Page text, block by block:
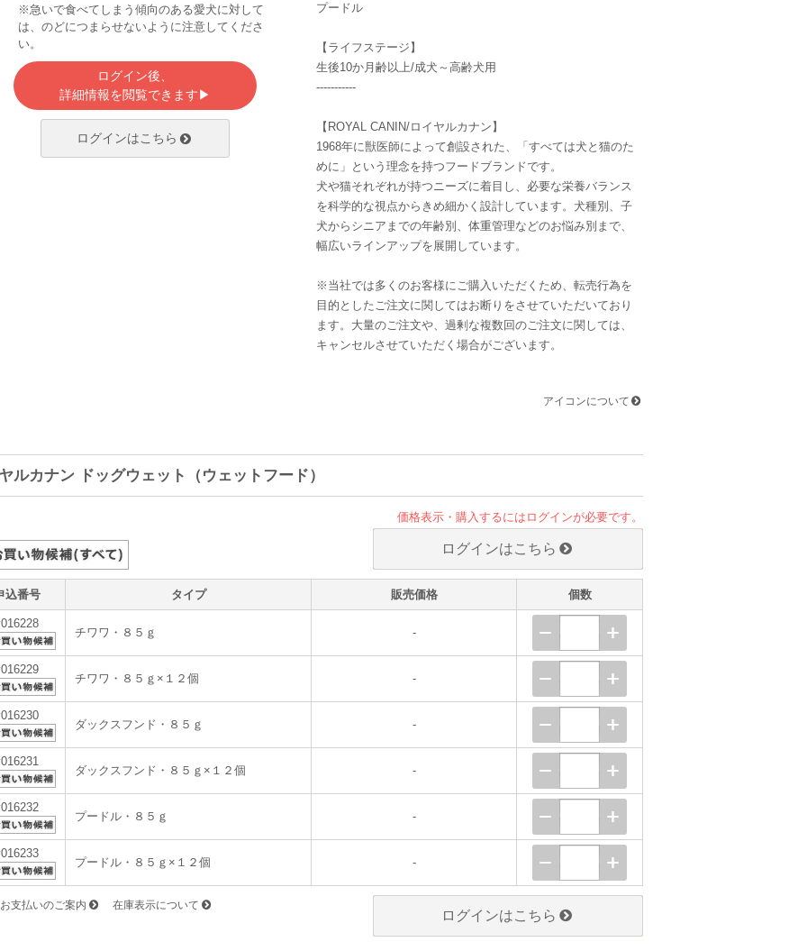
水分
81.5%以
カルシウ
0.29%
リン 0.24%
マグネシ
ウム
0.02%
カロリー95kcal/100ｇ
※急いで食べてしまう傾向のある愛犬に対して
は、のどにつまらせないように注意してくださ
い。
ログイン後、
詳細情報を閲覧できます▶
ログインはこちら
プードル
【ライフステージ】
生後10か月齢以上/成犬～高齢犬用
-----------
【ROYAL CANIN/ロイヤルカナン】
1968年に獣医師によって創設された、「すべては犬と猫のた
めに」という理念を持つフードブランドです。
犬や猫それぞれが持つニーズに着目し、必要な栄養バランス
を科学的な視点からきめ細かく設計しています。犬種別、子
犬からシニアまでの年齢別、体重管理などのお悩み別まで、
幅広いラインアップを展開しています。
※当社では多くのお客様にご購入いただくため、転売行為を
目的としたご注文に関してはお断りをさせていただいており
ます。大量のご注文や、過剰な複数回のご注文に関しては、
キャンセルさせていただく場合がございます。
アイコンについて
ルカナン ドッグウェット（ウェットフード）
価格表示・購入するにはログインが必要です。
ログインはこちら
込番号 タイプ 販売価格 個数
チワワ・８５ｇ -
チワワ・８５ｇ×１２個 -
ダックスフンド・８５ｇ -
ダックスフンド・８５ｇ×１２個 -
プードル・８５ｇ -
プードル・８５ｇ×１２個 -
支払いのご案内 在庫表示について
ログインはこちら